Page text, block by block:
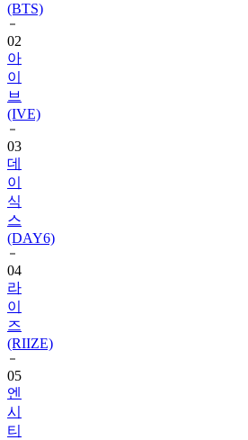
02
아
이
브
(IVE)
03
데
이
식
스
(DAY6)
04
라
이
즈
(RIIZE)
05
엔
시
티
(NCT)